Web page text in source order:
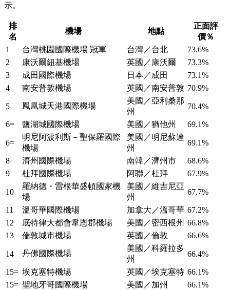
示。
排
名
機場 地點
正面評
價％
1
台灣桃園國際機場 冠軍 台灣／台北
73.6%
2
康沃爾紐基機場 英國／康沃爾
73.3%
3
成田國際機場 日本／成田
73.1%
4
南安普敦機場 英國／南安普敦 70.9%
5 鳳凰城天港國際機場
美國／亞利桑那
州
70.4%
6= 鹽湖城國際機場 美國／猶他州 69.1%
6=
明尼阿波利斯－聖保羅國際
機場
美國／明尼蘇達
州
69.1%
8 濟州國際機場 南韓／濟州市
68.6%
9
杜拜國際機場 阿聯／杜拜 67.9%
10
羅納德・雷根華盛頓國家機
場
美國／維吉尼亞
州
67.7%
11 溫哥華國際機場 加拿大／溫哥華 67.2%
12
底特律大都會韋恩郡機場 美國／密西根州 66.8%
13
倫敦城市機場 英國／倫敦 66.6%
14 丹佛國際機場
美國／科羅拉多
州
66.4%
15= 埃克塞特機場 英國／埃克塞特 66.1%
15= 聖地牙哥國際機場 美國／加州
66.1%